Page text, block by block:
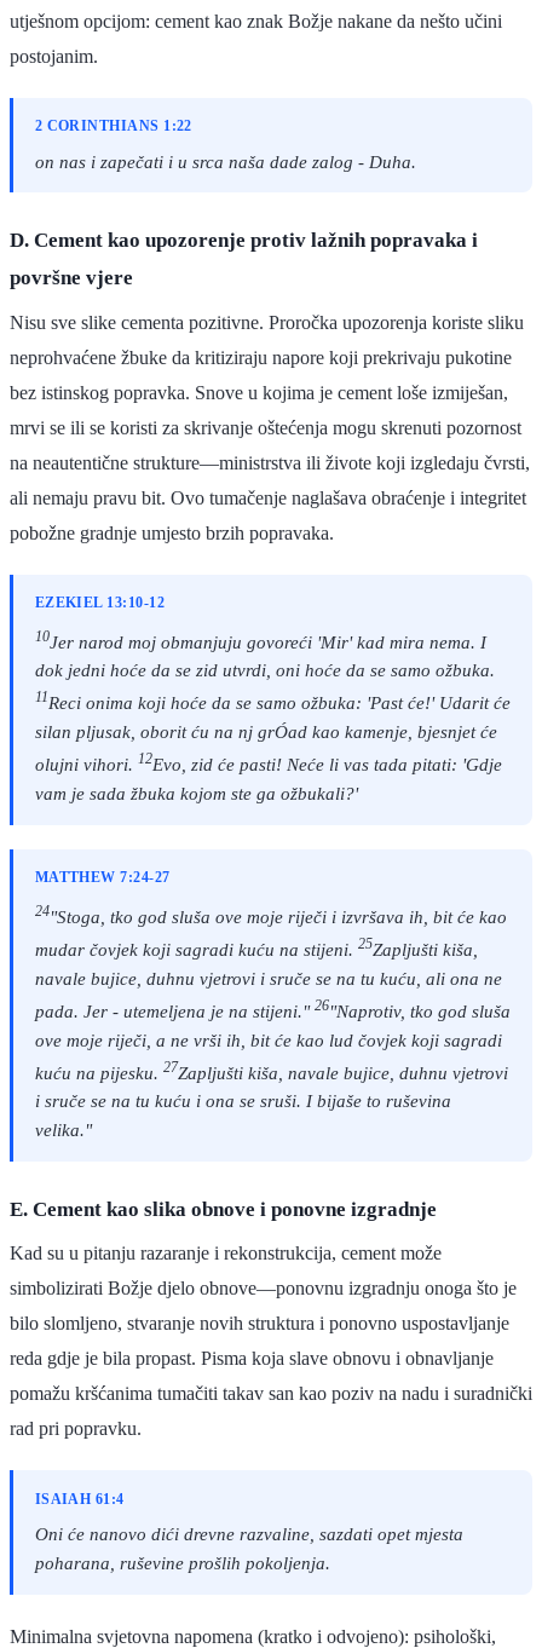
utješnom opcijom: cement kao znak Božje nakane da nešto učini
postojanim.
2 CORINTHIANS 1:22
on nas i zapečati i u srca naša dade zalog - Duha.
D. Cement kao upozorenje protiv lažnih popravaka i
površne vjere
Nisu sve slike cementa pozitivne. Proročka upozorenja koriste sliku
neprohvaćene žbuke da kritiziraju napore koji prekrivaju pukotine
bez istinskog popravka. Snove u kojima je cement loše izmiješan,
mrvi se ili se koristi za skrivanje oštećenja mogu skrenuti pozornost
na neautentične strukture—ministrstva ili živote koji izgledaju čvrsti,
ali nemaju pravu bit. Ovo tumačenje naglašava obraćenje i integritet
pobožne gradnje umjesto brzih popravaka.
EZEKIEL 13:10-12
10Jer narod moj obmanjuju govoreći 'Mir' kad mira nema. I
dok jedni hoće da se zid utvrdi, oni hoće da se samo ožbuka.
11Reci onima koji hoće da se samo ožbuka: 'Past će!' Udarit će
silan pljusak, oborit ću na nj grÓad kao kamenje, bjesnjet će
olujni vihori. 12Evo, zid će pasti! Neće li vas tada pitati: 'Gdje
vam je sada žbuka kojom ste ga ožbukali?'
MATTHEW 7:24-27
24"Stoga, tko god sluša ove moje riječi i izvršava ih, bit će kao
mudar čovjek koji sagradi kuću na stijeni. 25Zapljušti kiša,
navale bujice, duhnu vjetrovi i sruče se na tu kuću, ali ona ne
pada. Jer - utemeljena je na stijeni." 26"Naprotiv, tko god sluša
ove moje riječi, a ne vrši ih, bit će kao lud čovjek koji sagradi
kuću na pijesku. 27Zapljušti kiša, navale bujice, duhnu vjetrovi
i sruče se na tu kuću i ona se sruši. I bijaše to ruševina
velika."
E. Cement kao slika obnove i ponovne izgradnje
Kad su u pitanju razaranje i rekonstrukcija, cement može
simbolizirati Božje djelo obnove—ponovnu izgradnju onoga što je
bilo slomljeno, stvaranje novih struktura i ponovno uspostavljanje
reda gdje je bila propast. Pisma koja slave obnovu i obnavljanje
pomažu kršćanima tumačiti takav san kao poziv na nadu i suradnički
rad pri popravku.
ISAIAH 61:4
Oni će nanovo dići drevne razvaline, sazdati opet mjesta
poharana, ruševine prošlih pokoljenja.
Minimalna svjetovna napomena (kratko i odvojeno): psihološki,